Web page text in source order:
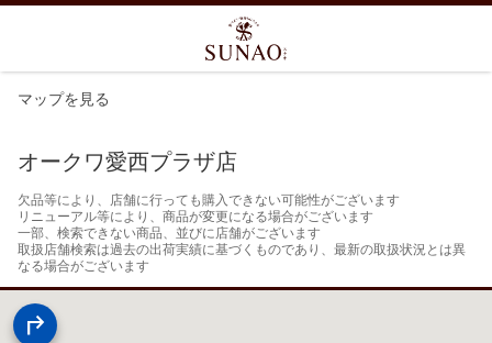
マップを見る
オークワ愛西プラザ店
欠品等により、店舗に行っても購入できない可能性がございます
リニューアル等により、商品が変更になる場合がございます
一部、検索できない商品、並びに店舗がございます
取扱店舗検索は過去の出荷実績に基づくものであり、最新の取扱状況とは異
なる場合がございます